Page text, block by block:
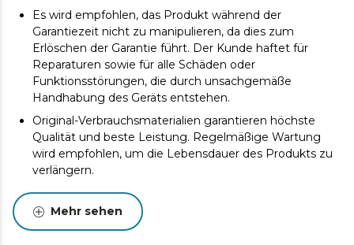
Es wird empfohlen, das Produkt während der
Garantiezeit nicht zu manipulieren, da dies zum
Erlöschen der Garantie führt. Der Kunde haftet für
Reparaturen sowie für alle Schäden oder
Funktionsstörungen, die durch unsachgemäße
Handhabung des Geräts entstehen.
Original-Verbrauchsmaterialien garantieren höchste
Qualität und beste Leistung. Regelmäßige Wartung
wird empfohlen, um die Lebensdauer des Produkts zu
verlängern.
Mehr sehen